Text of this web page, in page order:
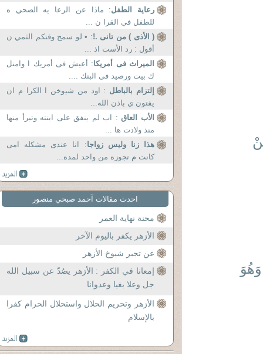
رعاية الطفل: ماذا عن الرعا يه الصحي ه
للطفل في القرا ن ...
( الأذى ) من تانى .!: • لو سمح وقتكم الثمي ن
أقول : رد الأست اذ ...
الميراث فى أمريكا: أعيش فى أمريك ا وامتل
ك بيت ورصيد فى البنك ....
إلتزام بالباطل : اود من شيوخن ا الكرا م ان
يفتون ي باذن الله...
الأب العاق : اب لم ينفق على ابنته وتبرأ منها
منذ ولادت ها ...
هذا زنا وليس زواجا: انا عندى مشكله امى
كانت م تجوزه من واحد لمده...
احدث مقالات آحمد صبحي منصور
محنة نهاية العمر
الأزهر يكفر باليوم الآخر
عن تجبر شيوخ الأزهر
إمعانا في الكفر : الأزهر يصُدّ عن سبيل الله
جل وعلا بغيا وعدوانا
الأزهر وتحريم الحلال واستحلال الحرام كفرا
بالإسلام